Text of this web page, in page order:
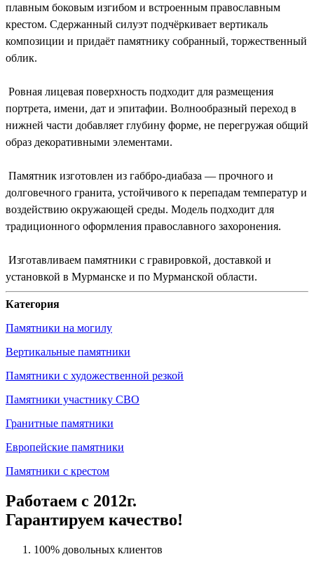
плавным боковым изгибом и встроенным православным
крестом. Сдержанный силуэт подчёркивает вертикаль
композиции и придаёт памятнику собранный, торжественный
облик.
Ровная лицевая поверхность подходит для размещения
портрета, имени, дат и эпитафии. Волнообразный переход в
нижней части добавляет глубину форме, не перегружая общий
образ декоративными элементами.
Памятник изготовлен из габбро-диабаза — прочного и
долговечного гранита, устойчивого к перепадам температур и
воздействию окружающей среды. Модель подходит для
традиционного оформления православного захоронения.
Изготавливаем памятники с гравировкой, доставкой и
установкой в Мурманске и по Мурманской области.
Категория
Памятники на могилу
Вертикальные памятники
Памятники с художественной резкой
Памятники участнику СВО
Гранитные памятники
Европейские памятники
Памятники с крестом
Работаем с 2012г.
Гарантируем качество!
100% довольных клиентов